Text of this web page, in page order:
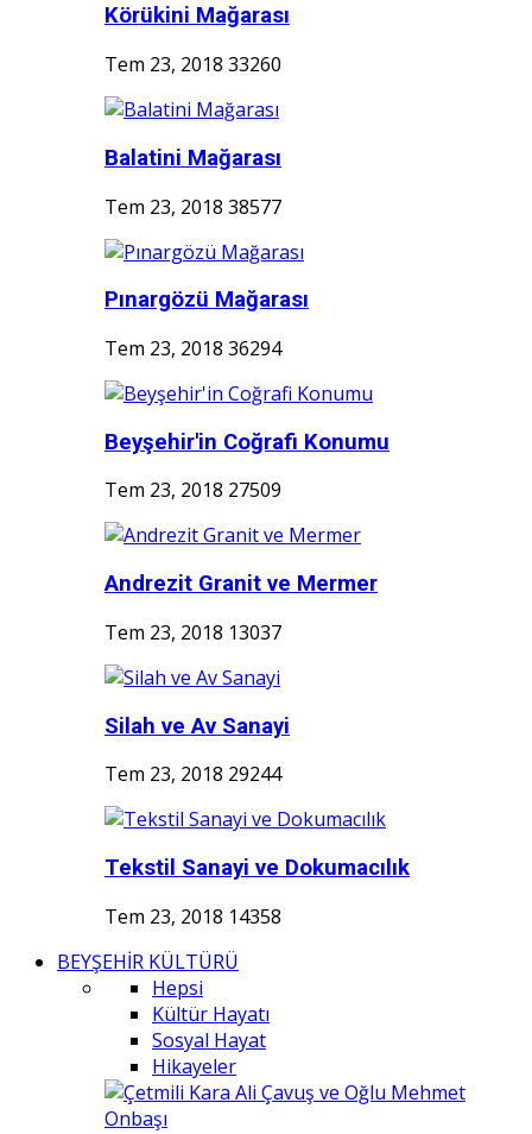
Körükini Mağarası
Tem 23, 2018 33260
Balatini Mağarası
Tem 23, 2018 38577
Pınargözü Mağarası
Tem 23, 2018 36294
Beyşehir'in Coğrafi Konumu
Tem 23, 2018 27509
Andrezit Granit ve Mermer
Tem 23, 2018 13037
Silah ve Av Sanayi
Tem 23, 2018 29244
Tekstil Sanayi ve Dokumacılık
Tem 23, 2018 14358
BEYŞEHİR KÜLTÜRÜ
Hepsi
Kültür Hayatı
Sosyal Hayat
Hikayeler